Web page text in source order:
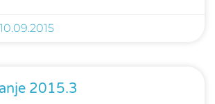
10.09.2015
2015.3